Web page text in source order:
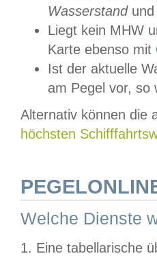
Wasserstandund
Liegt kein MHW
Karte ebenso mit
Ist der aktuelle
am Pegel vor,
Alternativ können die
höchsten
Welche Dienste
1. Eine tabellarische